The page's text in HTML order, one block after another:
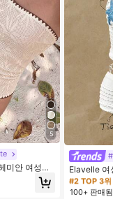
5
미안 여성용
, 홀터넥, 트
리스 소프트
Elavelle 여
사이드 타
#2 TOP 3위
거의 매
#2 TOP 3위
거의 매진!
#2 TOP 3위
거의 매진!
#2 TOP 3위
100+ 판매됨